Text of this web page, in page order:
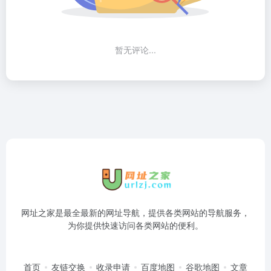
暂无评论...
网址之家是最全最新的网址导航，提供各类网站的导航服务，
为你提供快速访问各类网站的便利。
首页 友链交换 收录申请 百度地图 谷歌地图 文章